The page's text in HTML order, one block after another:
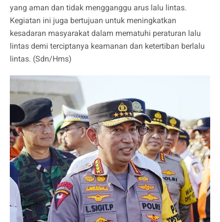
yang aman dan tidak mengganggu arus lalu lintas.
Kegiatan ini juga bertujuan untuk meningkatkan
kesadaran masyarakat dalam mematuhi peraturan lalu
lintas demi terciptanya keamanan dan ketertiban berlalu
lintas. (Sdn/Hms)